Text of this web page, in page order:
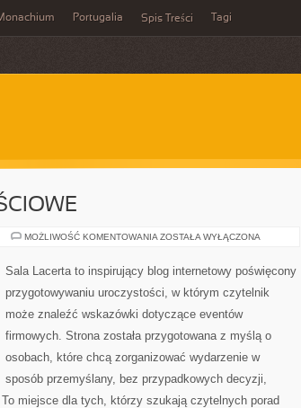
Portugalia Spis Treści Tagi
MOŻLIWOŚĆ KOMENTOWANIA SALE
ZOSTAŁA WYŁĄCZONA
Sala Lacerta to inspirujący blog internetowy poświęcony
przygotowywaniu uroczystości, w którym czytelnik
może znaleźć wskazówki dotyczące eventów
firmowych. Strona została przygotowana z myślą o
osobach, które chcą zorganizować wydarzenie w
sposób przemyślany, bez przypadkowych decyzji,
miejsce dla tych, którzy szukają czytelnych porad